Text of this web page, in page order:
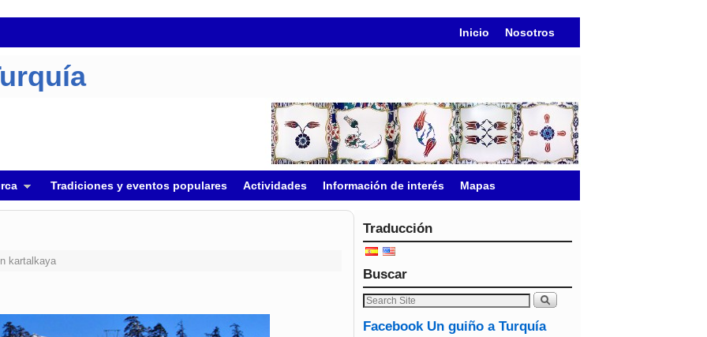
Inicio Nosotros
Tradiciones y eventos populares Actividades Información de interés Mapas
kartalkaya
Traducción
Buscar
Facebook Un guiño a Turquía